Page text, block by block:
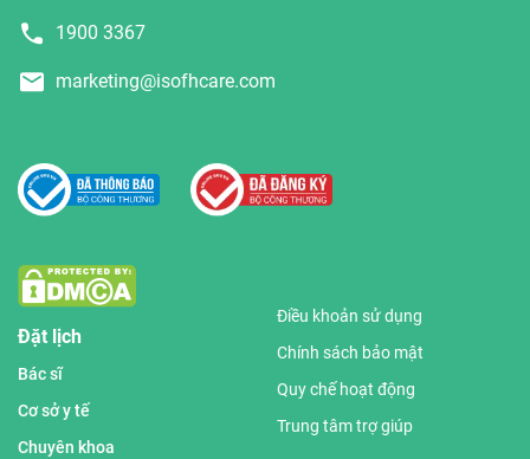
1900 3367
marketing@isofhcare.com
Đặt lịch
Bác sĩ
Cơ sở y tế
Chuyên khoa
Điều khoản sử dụng
Chính sách bảo mật
Quy chế hoạt động
Trung tâm trợ giúp